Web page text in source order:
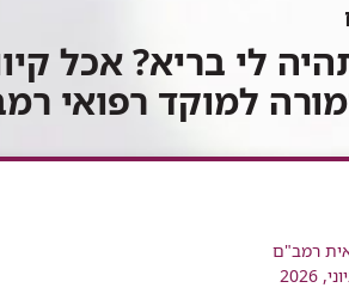
לי בריא? אכל
למוקד רפואי
רמב"ם